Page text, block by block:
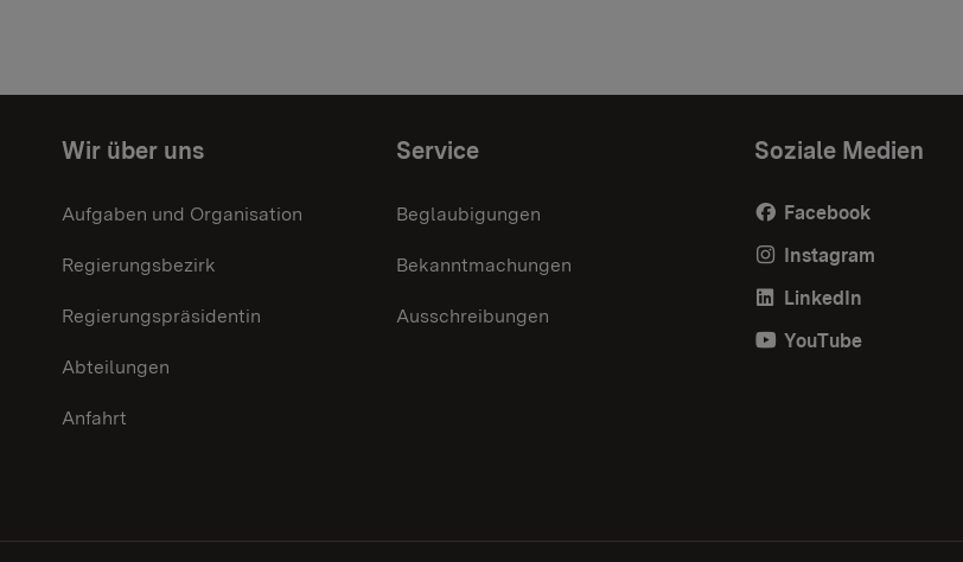
Wir über uns
Aufgaben und Organisation
Regierungsbezirk
Regierungspräsidentin
Abteilungen
Anfahrt
Service
Beglaubigungen
Bekanntmachungen
Ausschreibungen
Soziale Medien
Facebook
Instagram
LinkedIn
YouTube